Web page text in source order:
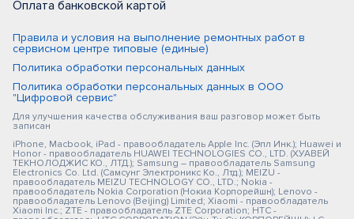
Оплата банковской картой
Правила и условия на выполнение ремонтных работ в
сервисном центре типовые (единые)
Политика обработки персональных данных
Политика обработки персональных данных в ООО
"Цифровой сервис"
Для улучшения качества обслуживания ваш разговор может быть
записан
iPhone, Macbook, iPad - правообладатель Apple Inc. (Эпл Инк.); Huawei и
Honor - правообладатель HUAWEI TECHNOLOGIES CO., LTD. (ХУАВЕЙ
ТЕКНОЛОДЖИС КО., ЛТД.); Samsung – правообладатель Samsung
Electronics Co. Ltd. (Самсунг Электроникс Ко., Лтд.); MEIZU -
правообладатель MEIZU TECHNOLOGY CO., LTD.; Nokia -
правообладатель Nokia Corporation (Нокиа Корпорейшн); Lenovo -
правообладатель Lenovo (Beijing) Limited; Xiaomi - правообладатель
Xiaomi Inc.; ZTE - правообладатель ZTE Corporation; HTC -